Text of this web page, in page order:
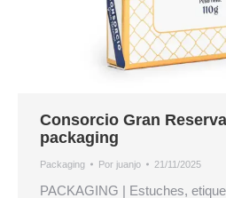
Consorcio Gran
packaging
Packaging Por juanjo 21/11/2025
PACKAGING | Estuches,